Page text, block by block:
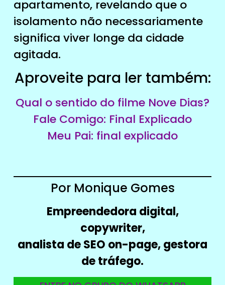
apartamento, revelando que o
isolamento não necessariamente
significa viver longe da cidade
agitada.
Aproveite para ler também:
Qual o sentido do filme Nove Dias?
Fale Comigo: Final Explicado
Meu Pai: final explicado
Por Monique Gomes
Empreendedora digital,
copywriter,
analista de SEO on-page, gestora
de tráfego.